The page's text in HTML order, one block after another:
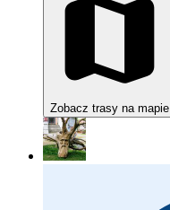
Zobacz trasy na mapie